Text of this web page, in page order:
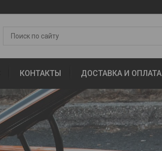
КОНТАКТЫ ДОСТАВКА И ОПЛАТА